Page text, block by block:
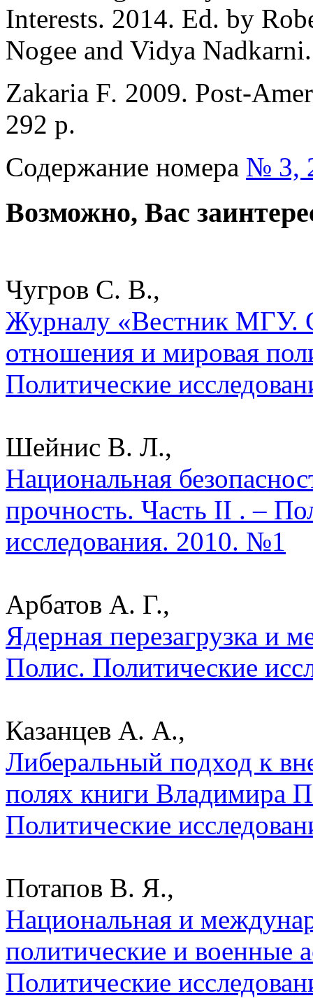
Interests. 2014. Ed. by
Nogee and Vidya
Zakaria F. 2009. Post-
292 p.
Содержание номера № 3,
Возможно, Вас
Чугров С. В.,
Журналу «Вестник МГУ.
отношения и мировая
Политические
Шейнис В. Л.,
Национальная
прочность. Часть II . –
исследования. 2010. №1
Арбатов А. Г.,
Ядерная перезагрузка и
Полис. Политические
Казанцев А. А.,
Либеральный подход к
полях книги Владимира
Политические
Потапов В. Я.,
Национальная и
политические и военные
Политические